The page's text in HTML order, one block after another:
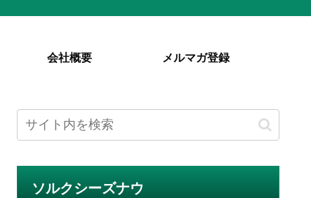
会社概要 メルマガ登録
ソルクシーズナウ